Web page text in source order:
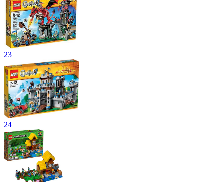
23
24